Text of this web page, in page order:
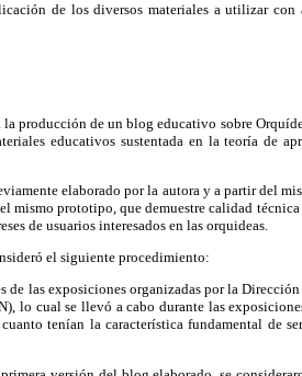
de los diversos materiales a utilizar con
producción de un blog educativo sobre
educativos sustentada en la teoría de
elaborado por la autora y a partir del
mismo prototipo, que demuestre calidad
de usuarios interesados en las orquideas.
el siguiente procedimiento:
de las exposiciones organizadas por la
lo cual se llevó a cabo durante las
tenían la característica fundamental de